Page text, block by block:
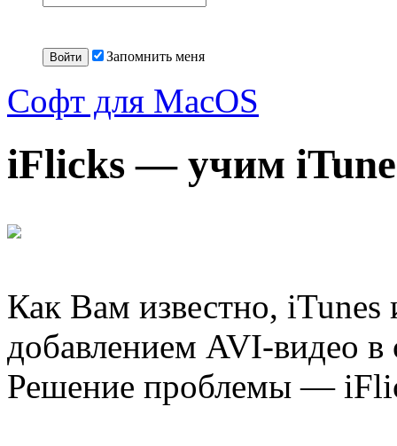
Запомнить меня
Софт для MacOS
iFlicks — учим
Как Вам известно,
добавлением AVI-видео в
Решение проблемы —